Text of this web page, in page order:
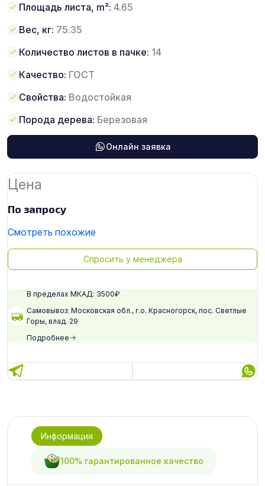
Площадь листа, m²: 4.65
Вес, кг: 75.35
Количество листов в пачке: 14
Качество: ГОСТ
Свойства: Водостойкая
Порода дерева: Березовая
Онлайн заявка
Цена
По запросу
Смотреть похожие
Спросить у менеджера
В пределах МКАД: 3500₽
Самовывоз: Московская обл., г.о. Красногорск, пос. Светлые
Горы, влад. 29
Подробнее
Информация
100% гарантированное качество